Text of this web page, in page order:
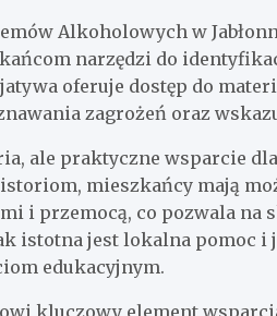
Alkoholowych w
narzędzi do
oferuje dostęp do
zagrożeń oraz
ale praktyczne wsparcie
mieszkańcy mają
i przemocą, co pozwala na
istotna jest lokalna pomoc i
edukacyjnym.
kluczowy element